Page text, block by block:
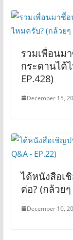
รวมเพื่อนม
กระดานได้
EP.428)
December 15,
ได้หนังสือเ
ต่อ? (กล้วยๆ
December 10,